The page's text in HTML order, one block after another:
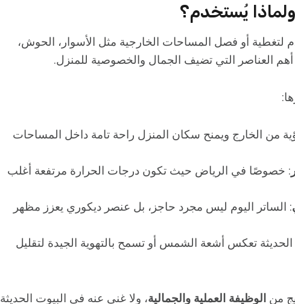
ولماذا يُستخدم؟
لتغطية أو فصل المساحات الخارجية مثل الأسوار، الحوش،
أهم العناصر التي تضيف الجمال والخصوصية للمنزل.
من الخارج ويمنح سكان المنزل راحة تامة داخل المساحات
: خصوصًا في الرياض حيث تكون درجات الحرارة مرتفعة أغلب
: الساتر اليوم ليس مجرد حاجز، بل عنصر ديكوري يعزز مظهر
تعكس أشعة الشمس أو تسمح بالتهوية الجيدة لتقليل
من الوظيفة العملية والجمالية، ولا غنى عنه في البيوت الحديثة